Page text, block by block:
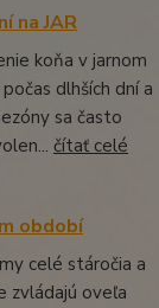
na JAR
koňa v jarnom
dlhších dní a
sa často
čítať celé
období
celé stáročia a
zvládajú oveľa